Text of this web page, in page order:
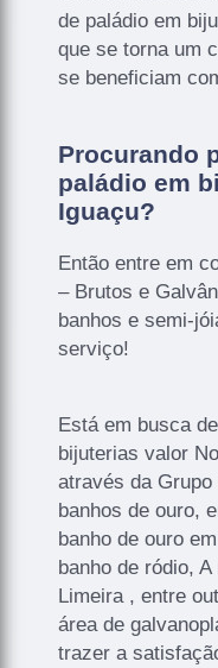
de paládio em
que se torna um
se beneficiam
Procurando
paládio em
Iguaçu?
Então entre em
– Brutos e
banhos e semi-
serviço!
Está em busca
bijuterias valor
através da
banhos de ouro,
banho de ouro
banho de ródio,
Limeira , entre
área de
trazer a